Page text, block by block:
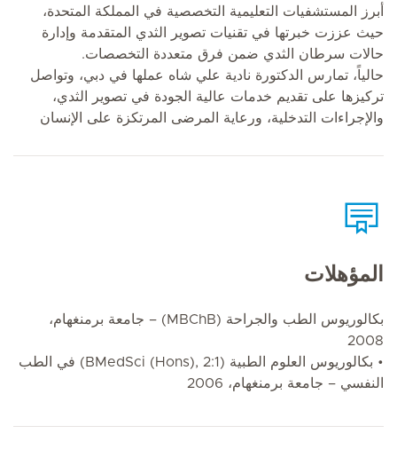
أبرز المستشفيات التعليمية التخصصية في المملكة المتحدة،
حيث عززت خبرتها في تقنيات تصوير الثدي المتقدمة وإدارة
حالات سرطان الثدي ضمن فرق متعددة التخصصات.
حالياً، تمارس الدكتورة نادية علي شاه عملها في دبي، وتواصل
تركيزها على تقديم خدمات عالية الجودة في تصوير الثدي،
والإجراءات التدخلية، ورعاية المرضى المرتكزة على الإنسان
المؤهلات
بكالوريوس الطب والجراحة (MBChB) – جامعة برمنغهام،
2008
• بكالوريوس العلوم الطبية (BMedSci (Hons), 2:1) في الطب
النفسي – جامعة برمنغهام، 2006